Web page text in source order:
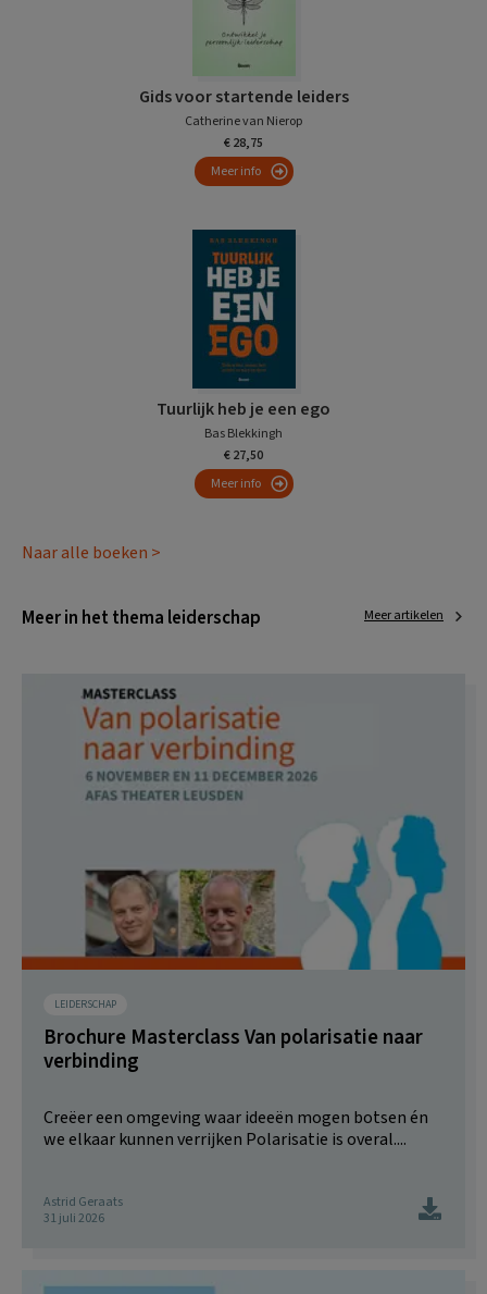
Gids voor startende leiders
Catherine van Nierop
€ 28,75
Meer info
Tuurlijk heb je een ego
Bas Blekkingh
€ 27,50
Meer info
Naar alle boeken >
Meer in het thema leiderschap Meer artikelen
LEIDERSCHAP
Brochure Masterclass Van polarisatie naar
verbinding
Creëer een omgeving waar ideeën mogen botsen én
we elkaar kunnen verrijken Polarisatie is overal....
Astrid Geraats
31 juli 2026